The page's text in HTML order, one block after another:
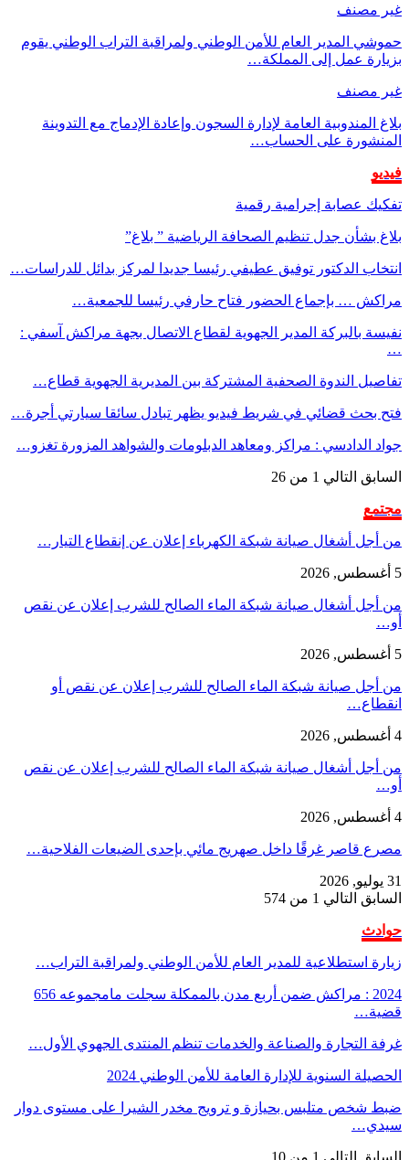
غير مصنف
حموشي المدير العام للأمن الوطني ولمراقبة التراب الوطني يقوم
بزيارة عمل إلى المملكة…
غير مصنف
بلاغ المندوبية العامة لإدارة السجون وإعادة الإدماج مع التدوينة
المنشورة على الحساب…
فيديو
تفكيك عصابة إجرامية رقمية
بلاغ بشأن جدل تنظيم الصحافة الرياضية ” بلاغ”
انتخاب الدكتور توفيق عطيفي رئيسا جديدا لمركز بدائل للدراسات…
مراكش … بإجماع الحضور فتاح حارفي رئيسا للجمعية…
نفيسة بالبركة المدير الجهوية لقطاع الاتصال بجهة مراكش آسفي :
…
تفاصيل الندوة الصحفية المشتركة بين المديرية الجهوية قطاع…
فتح بحث قضائي في شريط فيديو يظهر تبادل سائقا سيارتي أجرة…
جواد الدادسي : مراكز ومعاهد الدبلومات والشواهد المزورة تغزو…
السابق التالي 1 من 26
مجتمع
من أجل أشغال صيانة شبكة الكهرباء إعلان عن إنقطاع التيار…
5 أغسطس, 2026
من أجل أشغال صيانة شبكة الماء الصالح للشرب إعلان عن نقص
أو…
5 أغسطس, 2026
من أجل صيانة شبكة الماء الصالح للشرب إعلان عن نقص أو
انقطاع…
4 أغسطس, 2026
من أجل أشغال صيانة شبكة الماء الصالح للشرب إعلان عن نقص
أو…
4 أغسطس, 2026
مصرع قاصر غرقًا داخل صهريج مائي بإحدى الضيعات الفلاحية…
31 يوليو, 2026
السابق التالي 1 من 574
حوادث
زيارة استطلاعية للمدير العام للأمن الوطني ولمراقبة التراب…
2024 : مراكش ضمن أربع مدن بالممكلة سجلت مامجموعه 656
قضية…
غرفة التجارة والصناعة والخدمات تنظم المنتدى الجهوي الأول…
الحصيلة السنوية للإدارة العامة للأمن الوطني 2024
ضبط شخص متلبس بحيازة و ترويج مخدر الشيرا على مستوى دوار
سيدي…
السابق التالي 1 من 10